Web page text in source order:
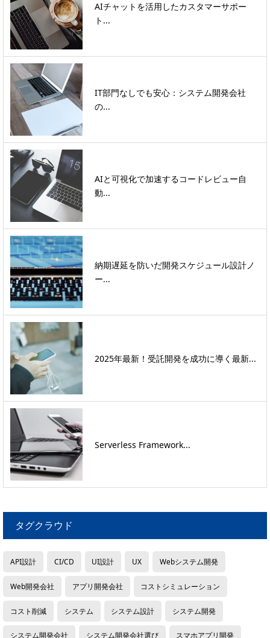
AIチャットを活用したカスタマーサポー
ト...
IT部門なしでも安心：システム開発会社
の...
AIと可視化で加速するコードレビュー自
動...
納期遅延を防いだ開発スケジュール設計ノ
ー...
2025年最新！受託開発を成功に導く最新...
Serverless Framework...
タグクラウド
API設計 CI/CD UI設計 UX Webシステム開発
Web開発会社 アプリ開発会社 コストシミュレーション
コスト削減 システム システム設計 システム開発
システム開発会社 システム開発会社選び スマホアプリ開発